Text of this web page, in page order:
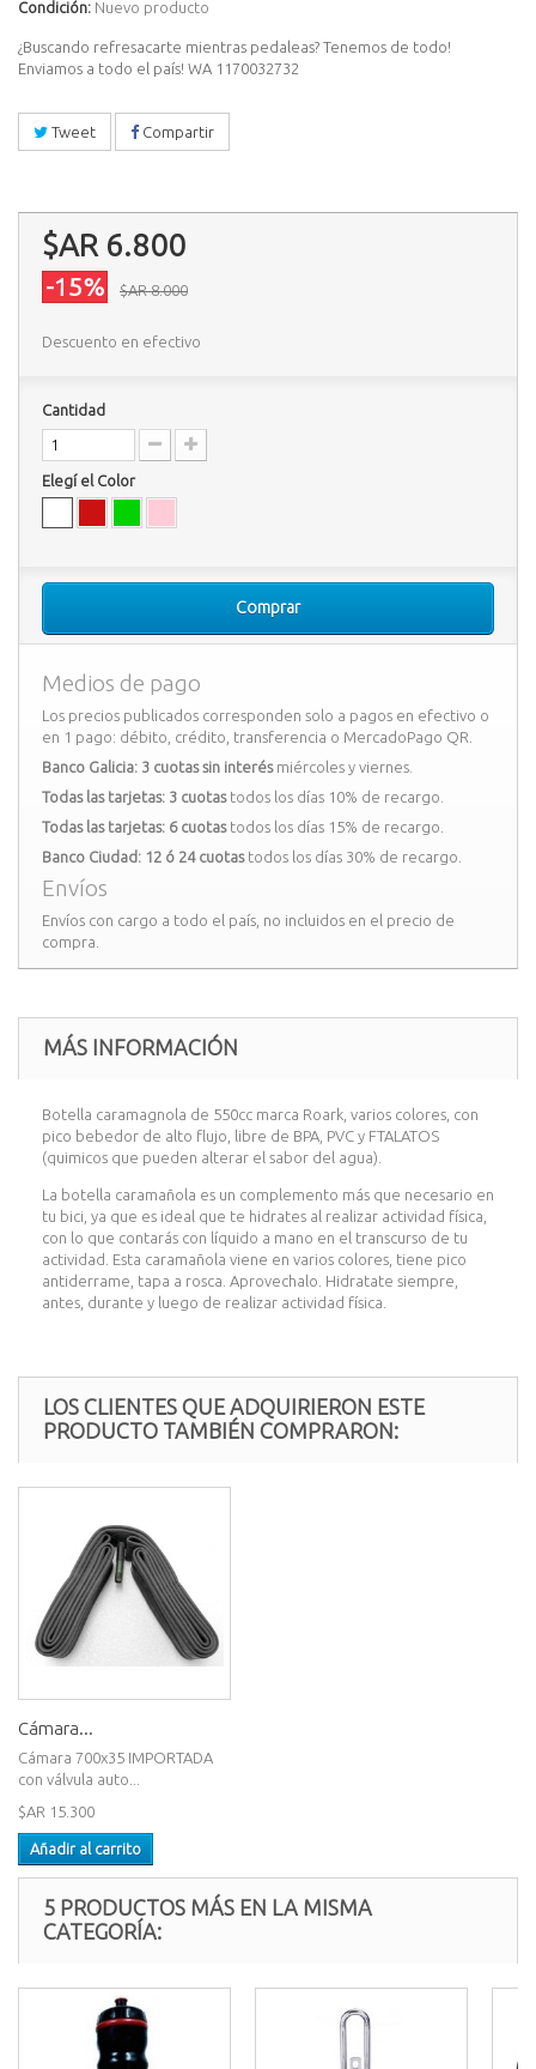
Condición: Nuevo producto
¿Buscando refresacarte mientras pedaleas? Tenemos de todo!
Enviamos a todo el país! WA 1170032732
Tweet Compartir
$AR 6.800
-15% $AR 8.000
Descuento en efectivo
Cantidad
Elegí el Color
Comprar
Medios de pago
Los precios publicados corresponden solo a pagos en efectivo o
en 1 pago: débito, crédito, transferencia o MercadoPago QR.
Banco Galicia: 3 cuotas sin interésmiércoles y viernes.
Todas las tarjetas: 3 cuotastodos los días 10% de recargo.
Todas las tarjetas: 6 cuotastodos los días 15% de recargo.
Banco Ciudad: 12 ó 24 cuotastodos los días 30% de recargo.
Envíos
Envíos con cargo a todo el país, no incluidos en el precio de
compra.
MÁS INFORMACIÓN
Botella caramagnola de 550cc marca Roark, varios colores, con
pico bebedor de alto flujo, libre de BPA, PVC y FTALATOS
(quimicos que pueden alterar el sabor del agua).
La botella caramañola es un complemento más que necesario en
tu bici, ya que es ideal que te hidrates al realizar actividad física,
con lo que contarás con líquido a mano en el transcurso de tu
actividad. Esta caramañola viene en varios colores, tiene pico
antiderrame, tapa a rosca. Aprovechalo. Hidratate siempre,
antes, durante y luego de realizar actividad física.
LOS CLIENTES QUE ADQUIRIERON ESTE
PRODUCTO TAMBIÉN COMPRARON:
Cámara...
Cámara 700x35 IMPORTADA
con válvula auto...
$AR 15.300
Añadir al carrito
5 PRODUCTOS MÁS EN LA MISMA
CATEGORÍA: